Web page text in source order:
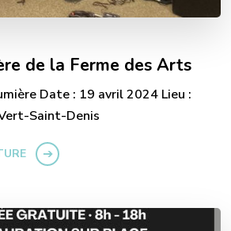
de la Ferme des Arts
Date : 19 avril 2024 Lieu :
Saint-Denis